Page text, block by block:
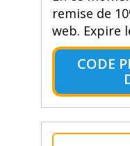
remise de
web. Expire
CODE